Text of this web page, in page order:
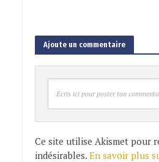
Ajoute un commentaire
Ecris ici pour poster ton
Ce site utilise Akismet pour
indésirables. En savoir plus